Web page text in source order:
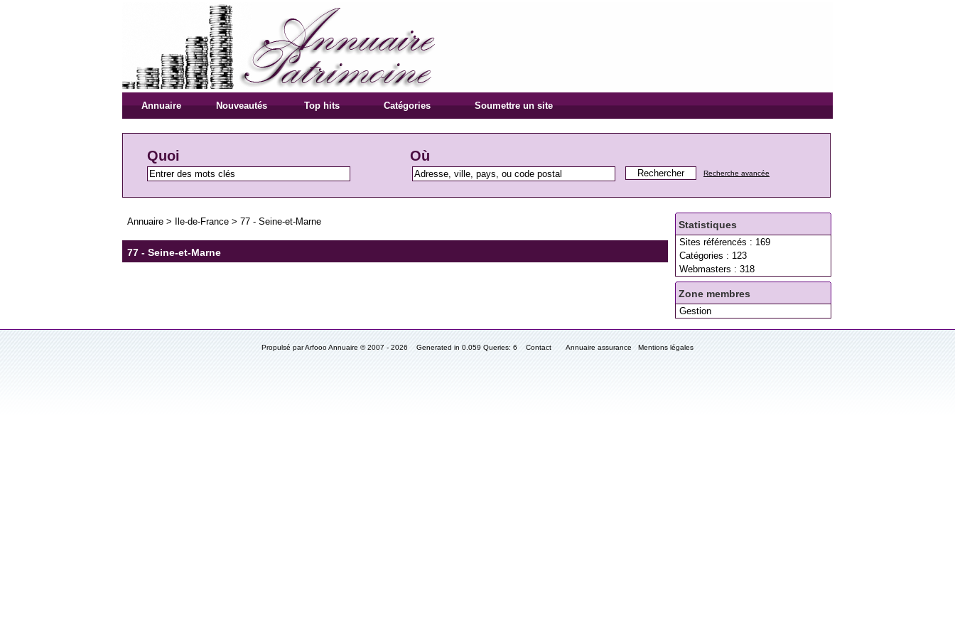
Annuaire Nouveautés Top hits Catégories Soumettre un site
Quoi Où
Recherche avancée
Statistiques
Sites référencés : 169
Catégories : 123
Webmasters : 318
Zone membres
Gestion
Annuaire > Ile-de-France > 77 - Seine-et-Marne
77 - Seine-et-Marne
Propulsé par Arfooo Annuaire © 2007 - 2026 Generated in 0.059 Queries: 6 Contact Annuaire assurance Mentions légales